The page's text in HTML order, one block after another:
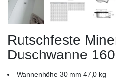
Rutschfeste
Duschwanne
Wannenhöhe 30 mm 47,0 kg